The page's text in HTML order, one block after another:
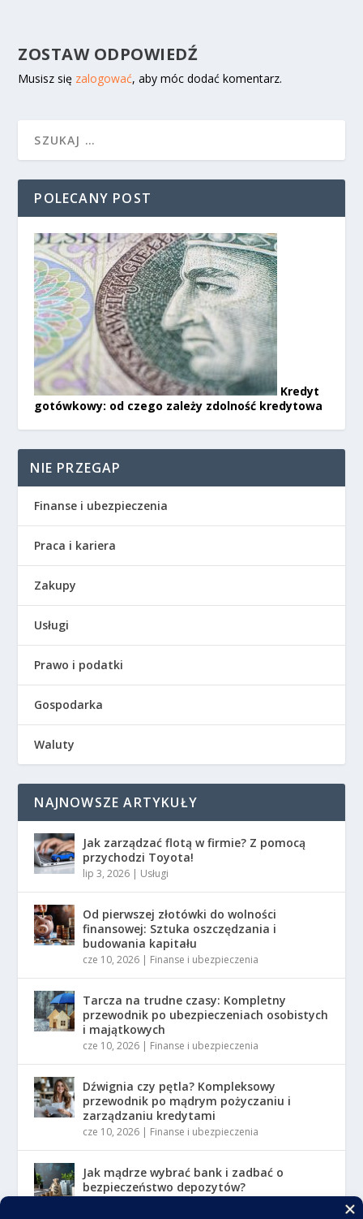
ZOSTAW ODPOWIEDŹ
Musisz się zalogować, aby móc dodać komentarz.
POLECANY POST
Kredyt
gotówkowy: od czego zależy zdolność kredytowa
NIE PRZEGAP
Finanse i ubezpieczenia
Praca i kariera
Zakupy
Usługi
Prawo i podatki
Gospodarka
Waluty
NAJNOWSZE ARTYKUŁY
Jak zarządzać flotą w firmie? Z pomocą
przychodzi Toyota!
lip 3, 2026 | Usługi
Od pierwszej złotówki do wolności
finansowej: Sztuka oszczędzania i
budowania kapitału
cze 10, 2026 | Finanse i ubezpieczenia
Tarcza na trudne czasy: Kompletny
przewodnik po ubezpieczeniach osobistych
i majątkowych
cze 10, 2026 | Finanse i ubezpieczenia
Dźwignia czy pętla? Kompleksowy
przewodnik po mądrym pożyczaniu i
zarządzaniu kredytami
cze 10, 2026 | Finanse i ubezpieczenia
Jak mądrze wybrać bank i zadbać o
bezpieczeństwo depozytów?